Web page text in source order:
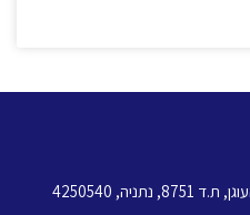
משרדי מטה: המלאכה 5, בניין העוגן, ת.ד 8751, נתניה, 4250540